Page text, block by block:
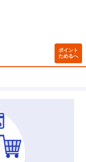
ポイント
ためるへ